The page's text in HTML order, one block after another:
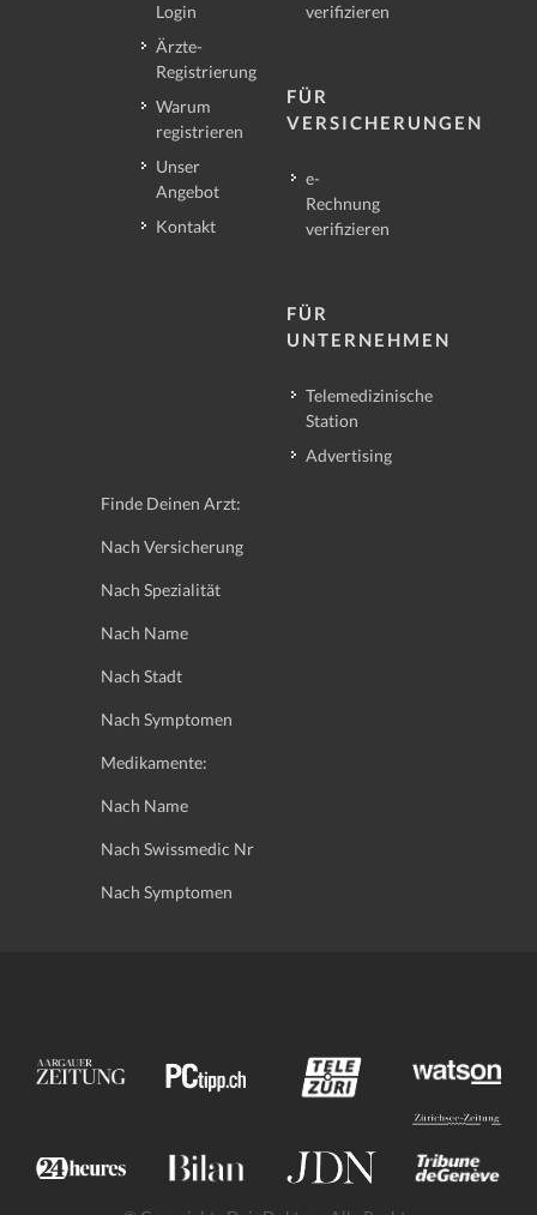
Login
Ärzte-
Registrierung
Warum
registrieren
Unser
Angebot
Kontakt
verifizieren
FÜR
VERSICHERUNGEN
e-
Rechnung
verifizieren
FÜR
UNTERNEHMEN
Telemedizinische
Station
Advertising
Finde Deinen Arzt:
Nach Versicherung
Nach Spezialität
Nach Name
Nach Stadt
Nach Symptomen
Medikamente:
Nach Name
Nach Swissmedic Nr
Nach Symptomen